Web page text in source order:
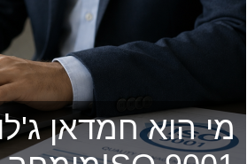
מי הוא חמדאן